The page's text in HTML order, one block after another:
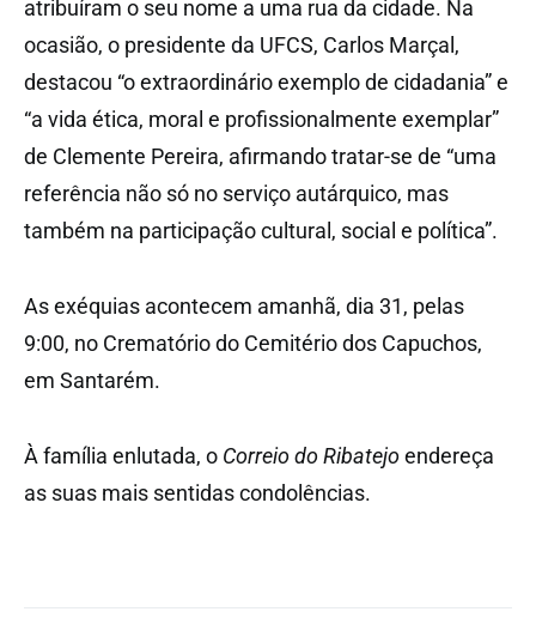
atribuíram o seu nome a uma rua da cidade. Na
ocasião, o presidente da UFCS, Carlos Marçal,
destacou “o extraordinário exemplo de cidadania” e
“a vida ética, moral e profissionalmente exemplar”
de Clemente Pereira, afirmando tratar-se de “uma
referência não só no serviço autárquico, mas
também na participação cultural, social e política”.
As exéquias acontecem amanhã, dia 31, pelas
9:00, no Crematório do Cemitério dos Capuchos,
em Santarém.
À família enlutada, o Correio do Ribatejoendereça
as suas mais sentidas condolências.